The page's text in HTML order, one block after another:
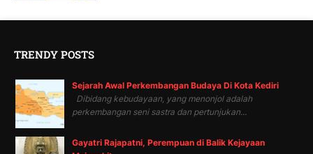
TRENDY POSTS
Sejarah Awal Perkembangan Budaya Di Kota Kediri
Dibidang kebudayaan, yang menonjol adalah
perkembangan seni sastra dan pertunjukan...
Gayatri Rajapatni, Perempuan di Balik Kejayaan